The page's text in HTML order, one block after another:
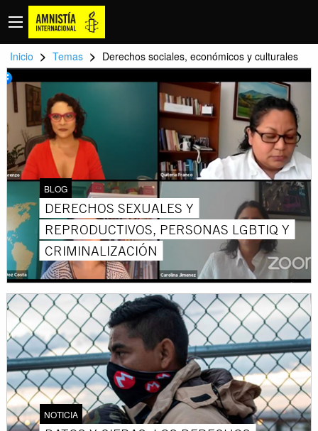
Inicio > Temas > Derechos sociales, económicos y culturales
BLOG
DERECHOS SEXUALES Y
REPRODUCTIVOS, PERSONAS LGBTIQ Y
CRIMINALIZACIÓN
NOTICIA